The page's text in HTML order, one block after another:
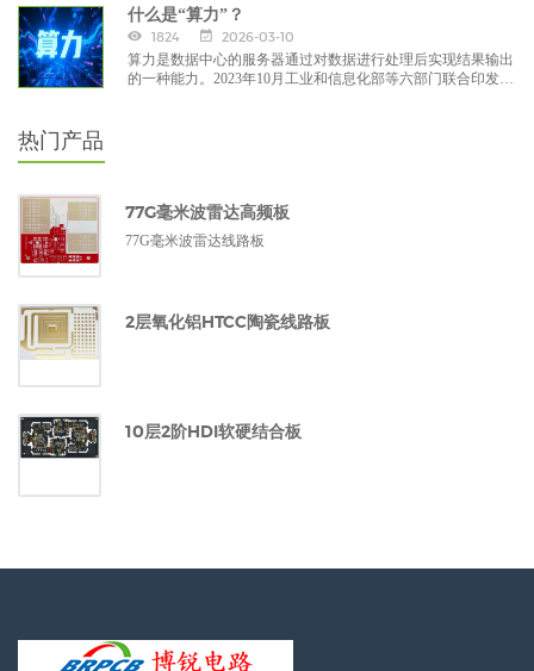
什么是“算力”？
1824
2026-03-10
算力是数据中心的服务器通过对数据进行处理后实现结果输出
的一种能力。2023年10月工业和信息化部等六部门联合印发的
热门产品
77G毫米波雷达高频板
77G毫米波雷达线路板
2层氧化铝HTCC陶瓷线路板
10层2阶HDI软硬结合板